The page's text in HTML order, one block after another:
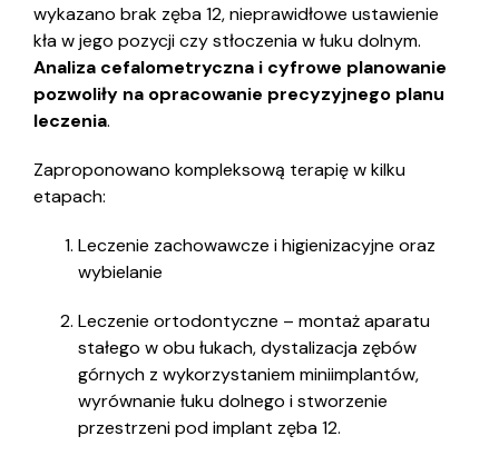
wykazano brak zęba 12, nieprawidłowe ustawienie
kła w jego pozycji czy stłoczenia w łuku dolnym.
Analiza cefalometryczna i cyfrowe planowanie
pozwoliły na opracowanie precyzyjnego planu
leczenia.
Zaproponowano kompleksową terapię w kilku
etapach:
Leczenie zachowawcze i higienizacyjne oraz
wybielanie
Leczenie ortodontyczne – montaż aparatu
stałego w obu łukach, dystalizacja zębów
górnych z wykorzystaniem miniimplantów,
wyrównanie łuku dolnego i stworzenie
przestrzeni pod implant zęba 12.